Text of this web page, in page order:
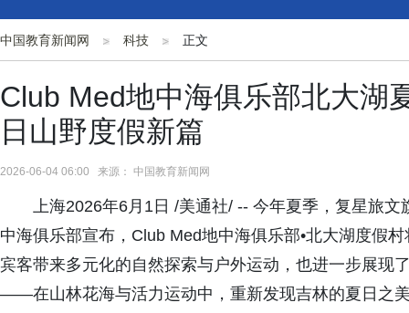
中国教育新闻网 科技 正文
Club Med地中海俱乐部北大湖
日山野度假新篇
2026-06-04 06:00 来源： 中国教育新闻网
上海2026年6月1日 /美通社/ -- 今年夏季，复星旅
中海俱乐部宣布，Club Med地中海俱乐部•北大湖度假
宾客带来多元化的自然探索与户外运动，也进一步展现
——在山林花海与活力运动中，重新发现吉林的夏日之